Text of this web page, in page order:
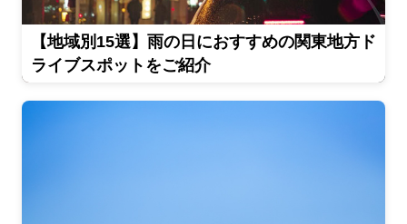
【地域別15選】雨の日におすすめの関東地方ド
ライブスポットをご紹介